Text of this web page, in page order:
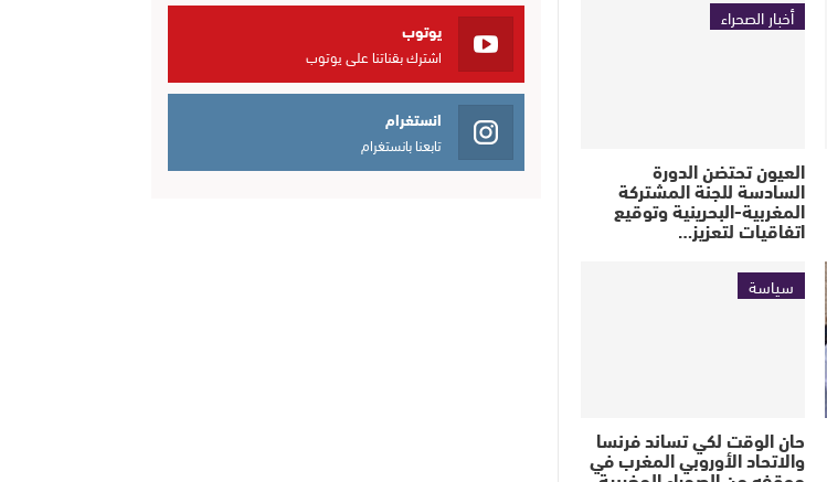
أخبار الصحراء
العيون تحتضن الدورة
السادسة للجنة المشتركة
المغربية-البحرينية وتوقيع
اتفاقيات لتعزيز…
سياسة
حان الوقت لكي تساند فرنسا
والاتحاد الأوروبي المغرب في
يوتوب
اشترك بقناتنا على يوتوب
انستغرام
تابعنا بانستغرام